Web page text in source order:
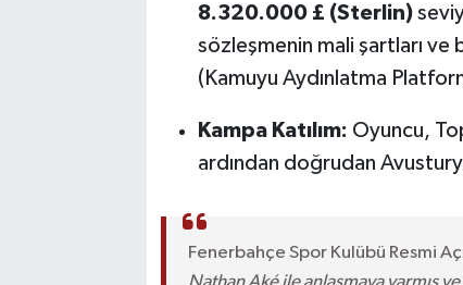
8.320.000 £ (Sterlin)
sözleşmenin mali şartları ve
(Kamuyu Aydınlatma
Kampa Katılım: Oyuncu,
ardından doğrudan
Fenerbahçe Spor Kulübü Resmi